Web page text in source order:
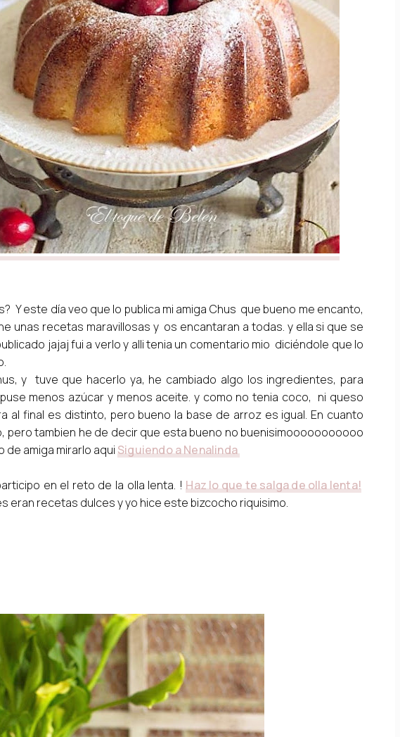
Y este día veo que lo publica mi amiga Chus que bueno me encanto,
unas recetas maravillosas y os encantaran a todas. y ella si que se
jajaj fui a verlo y alli tenia un comentario mio diciéndole que lo
y tuve que hacerlo ya, he cambiado algo los ingredientes, para
menos azúcar y menos aceite. y como no tenia coco, ni queso
al final es distinto, pero bueno la base de arroz es igual. En cuanto
pero tambien he de decir que esta bueno no buenisimooooooooooo
amiga mirarlo aquiSiguiendo a Nenalinda
en el reto de la olla lenta. !Haz lo que te salga de olla lenta!
eran recetas dulces y yo hice este bizcocho riquisimo.